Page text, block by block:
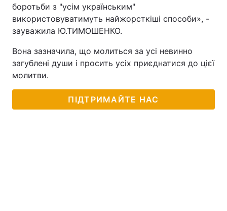
боротьби з "усім українським"
використовуватимуть найжорсткіші способи», -
зауважила Ю.ТИМОШЕНКО.
Вона зазначила, що молиться за усі невинно
загублені души і просить усіх приєднатися до цієї
молитви.
ПІДТРИМАЙТЕ НАС